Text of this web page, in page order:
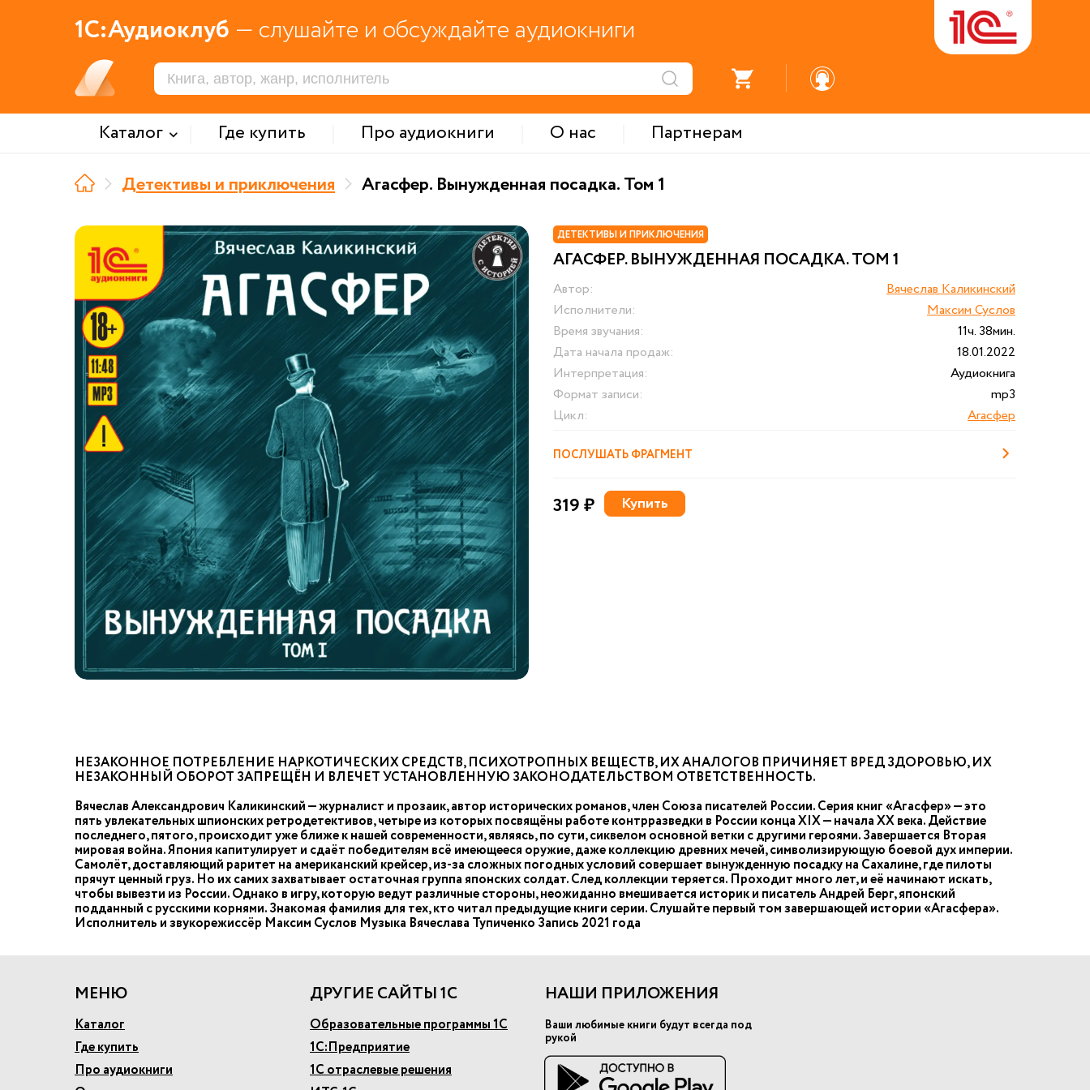
1С:Аудиоклуб — слушайте и обсуждайте аудиокниги
Каталог Где купить Про аудиокниги О нас
Партнерам
Детективы и приключения
Агасфер. Вынужденная посадка. Том 1
ДЕТЕКТИВЫ И ПРИКЛЮЧЕНИЯ
АГАСФЕР. ВЫНУЖДЕННАЯ ПОСАДКА. ТОМ 1
Автор:
Вячеслав Каликинский
Исполнители:
Максим Суслов
Время звучания:
11ч. 38мин.
Дата начала продаж:
18.01.2022
Интерпретация:
Аудиокнига
Формат записи:
mp3
Цикл:
Агасфер
ПОСЛУШАТЬ ФРАГМЕНТ
319 ₽ Купить
НЕЗАКОННОЕ ПОТРЕБЛЕНИЕ НАРКОТИЧЕСКИХ СРЕДСТВ, ПСИХОТРОПНЫХ ВЕЩЕСТВ, ИХ АНАЛОГОВ ПРИЧИНЯЕТ ВРЕД ЗДОРОВЬЮ, ИХ
НЕЗАКОННЫЙ ОБОРОТ ЗАПРЕЩЁН И ВЛЕЧЕТ УСТАНОВЛЕННУЮ ЗАКОНОДАТЕЛЬСТВОМ ОТВЕТСТВЕННОСТЬ.
Вячеслав Александрович Каликинский — журналист и прозаик, автор исторических романов, член Союза писателей России. Серия книг «Агасфер» — это
пять увлекательных шпионских ретродетективов, четыре из которых посвящёны работе контрразведки в России конца XIX — начала XX века. Действие
последнего, пятого, происходит уже ближе к нашей современности, являясь, по сути, сиквелом основной ветки с другими героями. Завершается Вторая
мировая война. Япония капитулирует и сдаёт победителям всё имеющееся оружие, даже коллекцию древних мечей, символизирующую боевой дух империи.
Самолёт, доставляющий раритет на американский крейсер, из-за сложных погодных условий совершает вынужденную посадку на Сахалине, где пилоты
прячут ценный груз. Но их самих захватывает остаточная группа японских солдат. След коллекции теряется. Проходит много лет, и её начинают искать,
чтобы вывезти из России. Однако в игру, которую ведут различные стороны, неожиданно вмешивается историк и писатель Андрей Берг, японский
подданный с русскими корнями. Знакомая фамилия для тех, кто читал предыдущие книги серии. Слушайте первый том завершающей истории «Агасфера».
Исполнитель и звукорежиссёр Максим Суслов Музыка Вячеслава Тупиченко Запись 2021 года
МЕНЮ
Каталог
Где купить
Про аудиокниги
ДРУГИЕ САЙТЫ 1С
Образовательные программы 1С
1С:Предприятие
1С отраслевые решения
НАШИ ПРИЛОЖЕНИЯ
Ваши любимые книги будут всегда под
рукой